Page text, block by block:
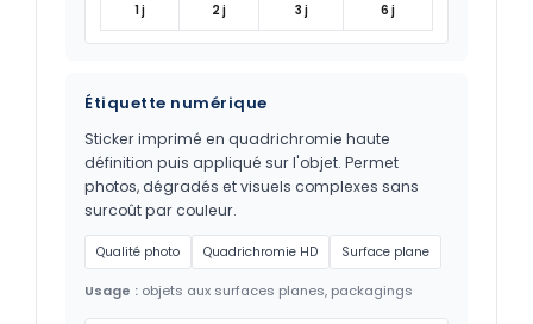
1 j 2 j 3 j 6 j
Étiquette numérique
Sticker imprimé en quadrichromie haute
définition puis appliqué sur l'objet. Permet
photos, dégradés et visuels complexes sans
surcoût par couleur.
Qualité photo Quadrichromie HD Surface plane
Usage : objets aux surfaces planes, packagings